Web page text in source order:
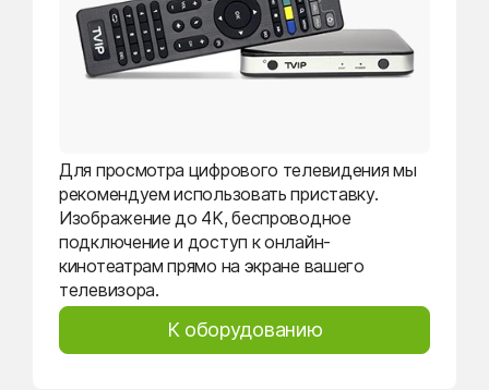
Для просмотра цифрового телевидения мы
рекомендуем использовать приставку.
Изображение до 4K, беспроводное
подключение и доступ к онлайн-
кинотеатрам прямо на экране вашего
телевизора.
К оборудованию